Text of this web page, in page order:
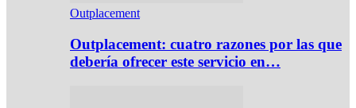
Outplacement
Outplacement: cuatro razones por las que
debería ofrecer este servicio en…